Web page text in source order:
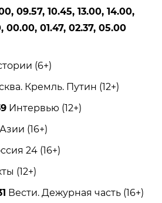
09.57, 10.45, 13.00, 14.00,
00.00, 01.47, 02.37, 05.00
(6+)
Кремль. Путин (12+)
Интервью (12+)
(16+)
24 (16+)
(12+)
Вести. Дежурная часть (16+)